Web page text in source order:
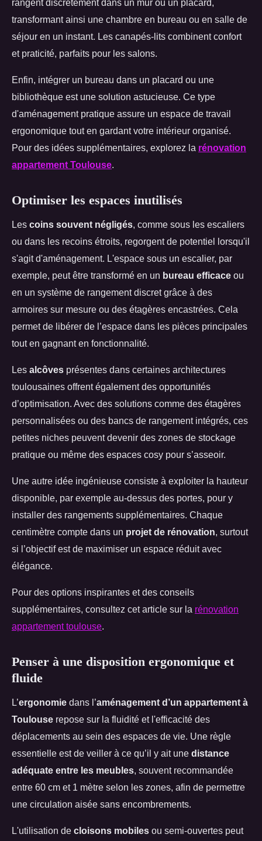
rangent discrètement dans un mur ou un placard,
transformant ainsi une chambre en bureau ou en salle de
séjour en un instant. Les canapés-lits combinent confort
et praticité, parfaits pour les salons.
Enfin, intégrer un bureau dans un placard ou une
bibliothèque est une solution astucieuse. Ce type
d'aménagement pratique assure un espace de travail
ergonomique tout en gardant votre intérieur organisé.
Pour des idées supplémentaires, explorez la rénovation
appartement Toulouse.
Optimiser les espaces inutilisés
Les coins souvent négligés, comme sous les escaliers
ou dans les recoins étroits, regorgent de potentiel lorsqu'il
s'agit d'aménagement. L'espace sous un escalier, par
exemple, peut être transformé en un bureau efficace ou
en un système de rangement discret grâce à des
armoires sur mesure ou des étagères encastrées. Cela
permet de libérer de l’espace dans les pièces principales
tout en gagnant en fonctionnalité.
Les alcôves présentes dans certaines architectures
toulousaines offrent également des opportunités
d’optimisation. Avec des solutions comme des étagères
personnalisées ou des bancs de rangement intégrés, ces
petites niches peuvent devenir des zones de stockage
pratique ou même des espaces cosy pour s’asseoir.
Une autre idée ingénieuse consiste à exploiter la hauteur
disponible, par exemple au-dessus des portes, pour y
installer des rangements supplémentaires. Chaque
centimètre compte dans un projet de rénovation, surtout
si l’objectif est de maximiser un espace réduit avec
élégance.
Pour des options inspirantes et des conseils
supplémentaires, consultez cet article sur la rénovation
appartement toulouse.
Penser à une disposition ergonomique et
fluide
L’ergonomie dans l’aménagement d’un appartement à
Toulouse repose sur la fluidité et l'efficacité des
déplacements au sein des espaces de vie. Une règle
essentielle est de veiller à ce qu’il y ait une distance
adéquate entre les meubles, souvent recommandée
entre 60 cm et 1 mètre selon les zones, afin de permettre
une circulation aisée sans encombrements.
L'utilisation de cloisons mobiles ou semi-ouvertes peut